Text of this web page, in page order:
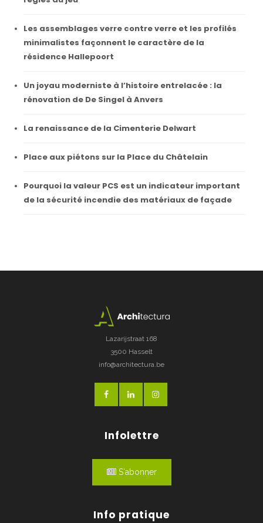
Les assemblages verre contre verre et les profilés
minimalistes façonnent le caractère de la
résidence Hallepoort
Un joyau moderniste à l’histoire entrelacée : la
rénovation de De Singel à Anvers
La renaissance de la Cimenterie Delwart
Place aux piétons sur la Place du Châtelain
Pourquoi la valeur PCS est un indicateur important
de la sécurité incendie des matériaux de façade
Lazarijstraat 168
3500 Hasselt
info@architectura.be
Infolettre
S'abonner
Info pratique